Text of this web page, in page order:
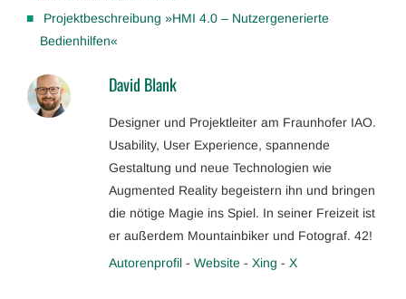
Projektbeschreibung »HMI 4.0 – Nutzergenerierte
Bedienhilfen«
David Blank
Designer und Projektleiter am Fraunhofer IAO.
Usability, User Experience, spannende
Gestaltung und neue Technologien wie
Augmented Reality begeistern ihn und bringen
die nötige Magie ins Spiel. In seiner Freizeit ist
er außerdem Mountainbiker und Fotograf. 42!
Autorenprofil - Website - Xing - X